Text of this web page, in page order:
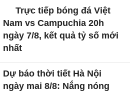
Trực tiếp bóng đá Việt
Nam vs Campuchia 20h
ngày 7/8, kết quả tỷ số mới
nhất
Dự báo thời tiết Hà Nội
ngày mai 8/8: Nắng nóng